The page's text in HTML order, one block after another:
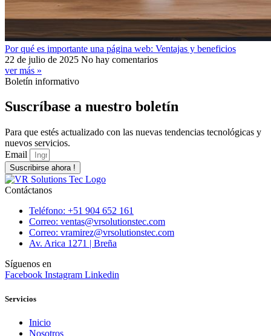
Por qué es importante una página web: Ventajas y beneficios
22 de julio de 2025 No hay comentarios
ver más »
Boletín informativo
Suscríbase a nuestro boletín
Para que estés actualizado con las nuevas tendencias tecnológicas y
nuevos servicios.
Email
Suscribirse ahora !
Contáctanos
Teléfono: +51 904 652 161
Correo: ventas@vrsolutionstec.com
Correo: vramirez@vrsolutionstec.com
Av. Arica 1271 | Breña
Síguenos en
Facebook Instagram Linkedin
Servicios
Inicio
Nosotros